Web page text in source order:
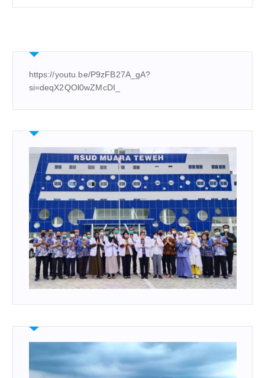
https://youtu.be/P9zFB27A_gA?
si=deqX2QOl0wZMcDI_